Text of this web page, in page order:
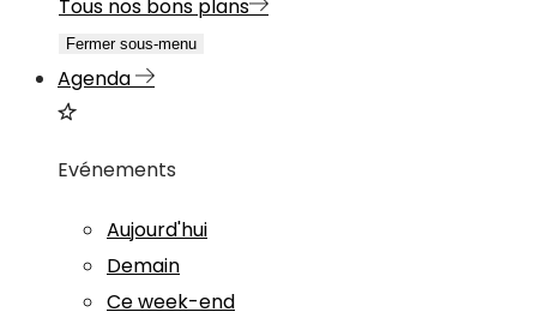
Tous nos bons plans
Fermer sous-menu
Agenda
Evénements
Aujourd'hui
Demain
Ce week-end